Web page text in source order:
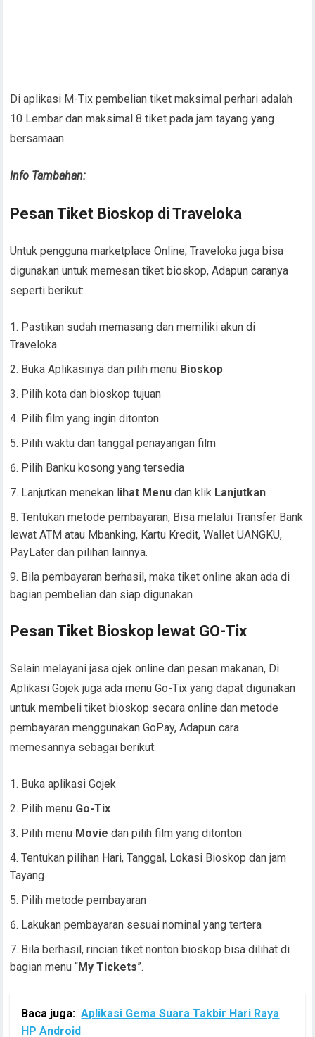
Di aplikasi M-Tix pembelian tiket maksimal perhari adalah
10 Lembar dan maksimal 8 tiket pada jam tayang yang
bersamaan.
Info Tambahan:
Pesan Tiket Bioskop di Traveloka
Untuk pengguna marketplace Online, Traveloka juga bisa
digunakan untuk memesan tiket bioskop, Adapun caranya
seperti berikut:
Pastikan sudah memasang dan memiliki akun di
Traveloka
Buka Aplikasinya dan pilih menu Bioskop
Pilih kota dan bioskop tujuan
Pilih film yang ingin ditonton
Pilih waktu dan tanggal penayangan film
Pilih Banku kosong yang tersedia
Lanjutkan menekan lihat Menu dan klik Lanjutkan
Tentukan metode pembayaran, Bisa melalui Transfer Bank
lewat ATM atau Mbanking, Kartu Kredit, Wallet UANGKU,
PayLater dan pilihan lainnya.
Bila pembayaran berhasil, maka tiket online akan ada di
bagian pembelian dan siap digunakan
Pesan Tiket Bioskop lewat GO-Tix
Selain melayani jasa ojek online dan pesan makanan, Di
Aplikasi Gojek juga ada menu Go-Tix yang dapat digunakan
untuk membeli tiket bioskop secara online dan metode
pembayaran menggunakan GoPay, Adapun cara
memesannya sebagai berikut:
Buka aplikasi Gojek
Pilih menu Go-Tix
Pilih menu Movie dan pilih film yang ditonton
Tentukan pilihan Hari, Tanggal, Lokasi Bioskop dan jam
Tayang
Pilih metode pembayaran
Lakukan pembayaran sesuai nominal yang tertera
Bila berhasil, rincian tiket nonton bioskop bisa dilihat di
bagian menu “My Tickets”.
Baca juga: Aplikasi Gema Suara Takbir Hari Raya
HP Android